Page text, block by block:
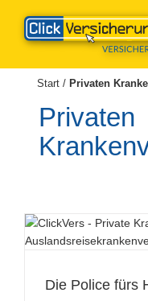
Inhalt
springen
Start / Privaten
Privaten
Die Police fürs